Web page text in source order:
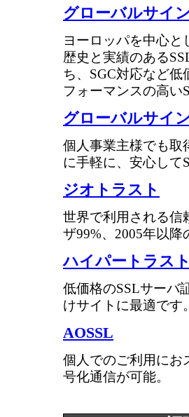
グローバルサイ
ヨーロッパを中心と
歴史と実績のある
ち、SGC対応など
フォーマンスの高い
グローバルサイ
個人事業主様でも取
に手軽に、安心して
ジオトラスト
世界で利用される信
ザ99%、2005年以
ハイパートラスト
低価格のSSLサーバ
けサイトに最適です。
AOSSL
個人でのご利用にお
号化通信が可能。